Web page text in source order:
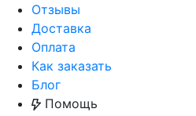
Отзывы
Доставка
Оплата
Как заказать
Блог
Помощь